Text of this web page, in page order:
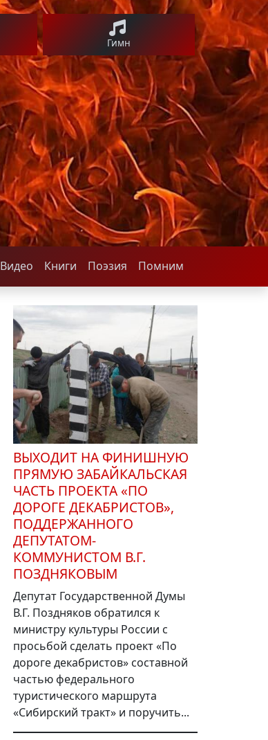
Гимн
Видео Книги Поэзия Помним
ВЫХОДИТ НА ФИНИШНУЮ
ПРЯМУЮ ЗАБАЙКАЛЬСКАЯ
ЧАСТЬ ПРОЕКТА «ПО
ДОРОГЕ ДЕКАБРИСТОВ»,
ПОДДЕРЖАННОГО
ДЕПУТАТОМ-
КОММУНИСТОМ В.Г.
ПОЗДНЯКОВЫМ
Депутат Государственной Думы
В.Г. Поздняков обратился к
министру культуры России с
просьбой сделать проект «По
дороге декабристов» составной
частью федерального
туристического маршрута
«Сибирский тракт» и поручить...